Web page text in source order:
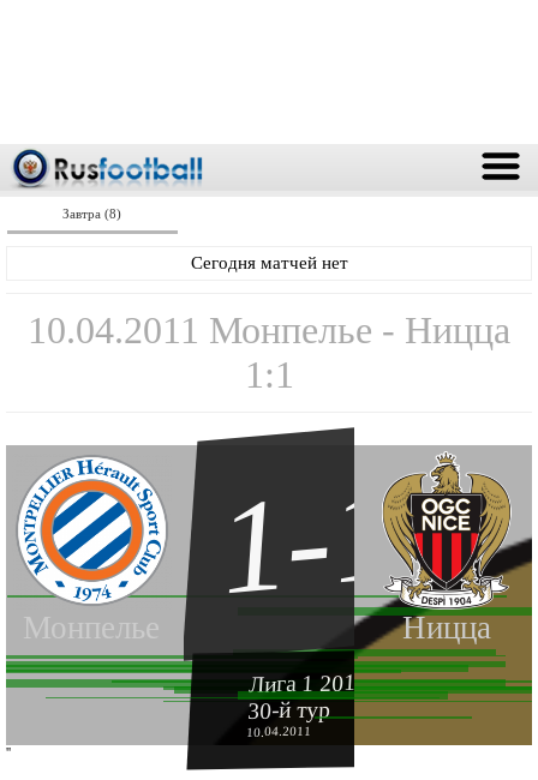
Завтра (8)
Сегодня матчей нет
10.04.2011 Монпелье - Ницца
1:1
Монпелье Ницца
1-1
Лига 1 2010-2011
30-й тур
10.04.2011
''